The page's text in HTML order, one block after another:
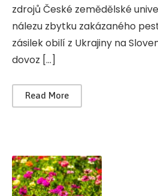
zdrojů České zemědělské
nálezu zbytku zakázaného
zásilek obilí z Ukrajiny na
dovoz […]
Read More